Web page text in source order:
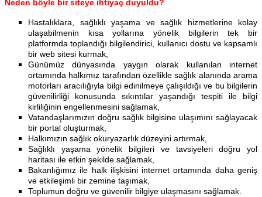
Neden böyle bir siteye ihtiyaç duyuldu?
Hastalıklara, sağlıklı yaşama ve sağlık hizmetlerine kolay
ulaşabilmenin kısa yollarına yönelik bilgilerin tek bir
platformda toplandığı bilgilendirici, kullanıcı dostu ve kapsamlı
bir web sitesi kurmak,
Günümüz dünyasında yaygın olarak kullanılan internet
ortamında halkımız tarafından özellikle sağlık alanında arama
motorları aracılığıyla bilgi edinilmeye çalışıldığı ve bu bilgilerin
güvenilirliği konusunda sıkıntılar yaşandığı tespiti ile bilgi
kirliliğinin engellenmesini sağlamak,
Vatandaşlarımızın doğru sağlık bilgisine ulaşımını sağlayacak
bir portal oluşturmak,
Halkımızın sağlık okuryazarlık düzeyini artırmak,
Sağlıklı yaşama yönelik bilgileri ve tavsiyeleri doğru yol
haritası ile etkin şekilde sağlamak,
Bakanlığımız ile halk ilişkisini internet ortamında daha geniş
ve etkileşimli bir zemine taşımak,
Toplumun doğru ve güvenilir bilgiye ulaşmasını sağlamak.